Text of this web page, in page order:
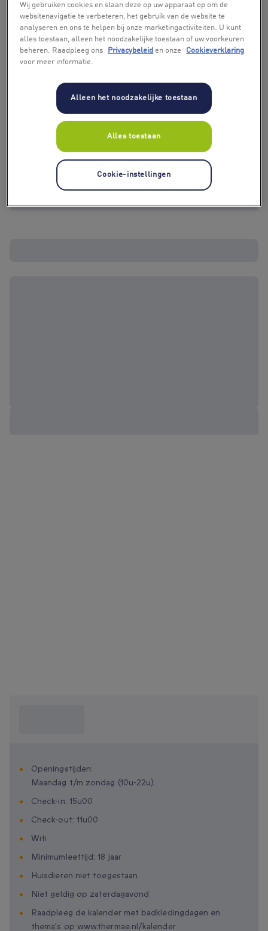
Openingstijden:
Maandag t/m zondag (10u-22u).
Check-in: 15u00
Check-out: 11u00
Wifi
Minimumleeftijd: 18 jaar
Huisdieren niet toegestaan
Niet geldig op zaterdagavond
Raadpleeg de kalender met badkledingdagen en
thema's op www.thermae.nl/kalender
Wij gebruiken cookies en slaan deze op uw apparaat op om de
websitenavigatie te verbeteren, het gebruik van de website te
analyseren en ons te helpen bij onze marketingactiviteiten. U kunt
alles toestaan, alleen het noodzakelijke toestaan of uw voorkeuren
beheren. Raadpleeg ons
Privacybeleid en onze
Cookieverklaring
voor meer informatie.
Alleen het noodzakelijke toestaan
Alles toestaan
Cookie-instellingen